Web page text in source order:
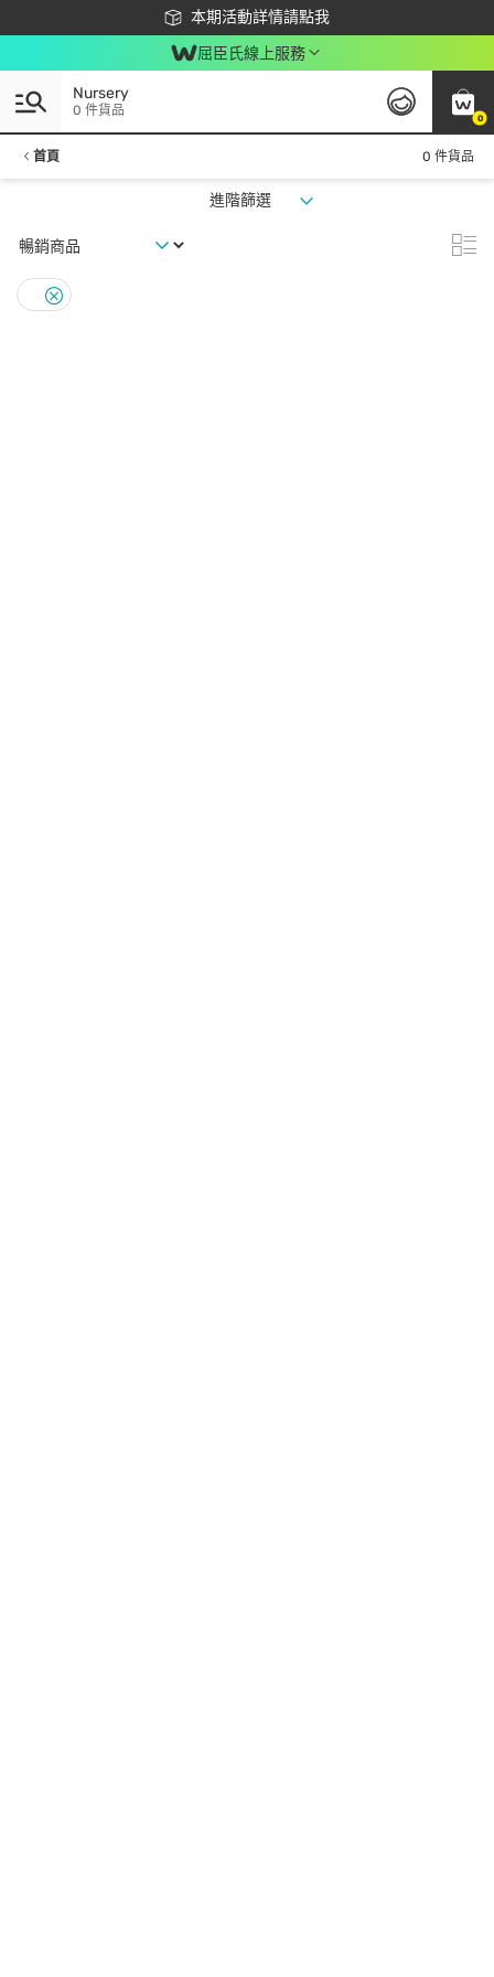
本期活動詳情請點我
下載app最高回饋$350
屈臣氏線上服務
0
Nursery
0 件貨品
首頁 0 件貨品
進階篩選